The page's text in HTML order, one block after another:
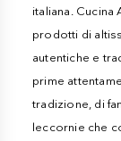
italiana.
prodotti di
autentiche e
prime
tradizione, di
leccornie che